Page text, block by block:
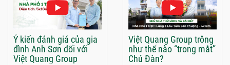
Ý kiến đánh giá của gia
đình Anh Sơn đối với
Việt Quang Group
Việt Quang Group trông
như thế nào “trong mắt”
Chú Đàn?